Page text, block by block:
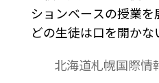
ションベースの授業
どの生徒は口を開か
的ロックがかかって
北海道札幌国際